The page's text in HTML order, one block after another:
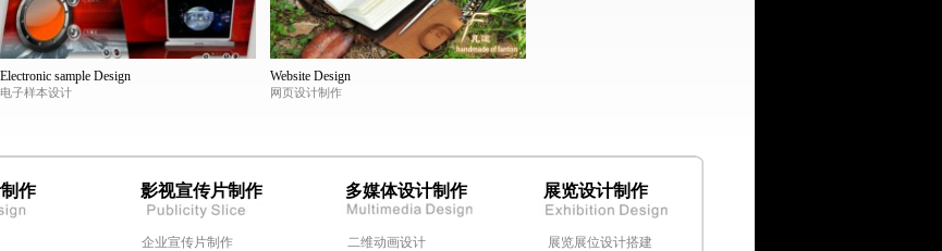
Electronic sample Design
电子样本设计
Website Design
网页设计制作
作 影视宣传片制作 多媒体设计制作 展览设计制作
企业宣传片制作
二维动画设计
展览展位设计搭建